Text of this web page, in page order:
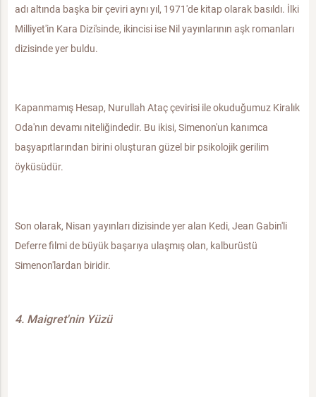
adı altında başka bir çeviri aynı yıl, 1971'de kitap olarak basıldı. İlki
Milliyet'in Kara Dizi'sinde, ikincisi ise Nil yayınlarının aşk romanları
dizisinde yer buldu.
Kapanmamış Hesap, Nurullah Ataç çevirisi ile okuduğumuz Kiralık
Oda'nın devamı niteliğindedir. Bu ikisi, Simenon'un kanımca
başyapıtlarından birini oluşturan güzel bir psikolojik gerilim
öyküsüdür.
Son olarak, Nisan yayınları dizisinde yer alan Kedi, Jean Gabin'li
Deferre filmi de büyük başarıya ulaşmış olan, kalburüstü
Simenon'lardan biridir.
4. Maigret'nin Yüzü